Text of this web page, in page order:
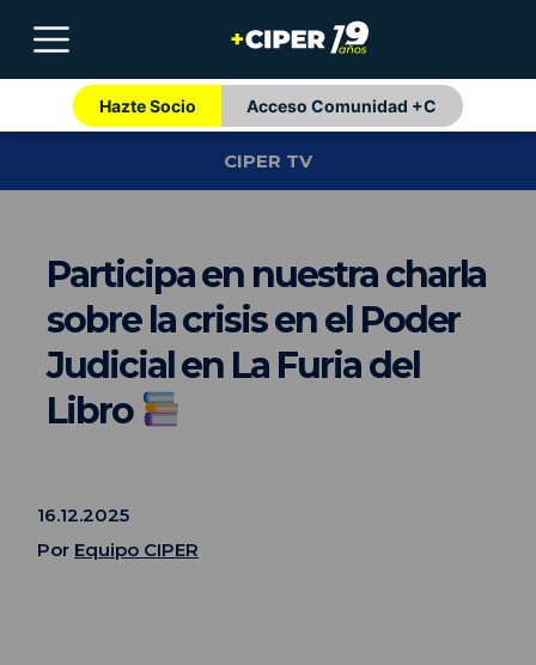
Hazte Socio Acceso Comunidad +C
CIPER TV
Participa en nuestra charla
sobre la crisis en el Poder
Judicial en La Furia del
Libro
16.12.2025
Por Equipo CIPER